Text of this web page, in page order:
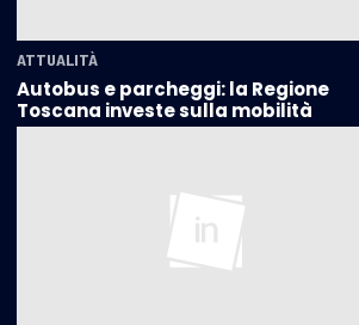
ATTUALITÀ
Autobus e parcheggi: la Regione
Toscana investe sulla mobilità